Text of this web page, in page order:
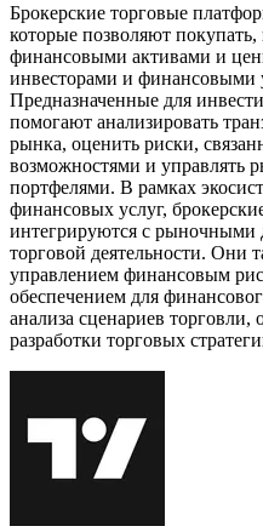
Брокерские торговые
которые позволяют покупать,
финансовыми активами и
инвесторами и финансовыми
Предназначенные для
помогают анализировать
рынка, оценить риски,
возможностями и управлять
портфелями. В рамках
финансовых услуг,
интегрируются с
торговой деятельности. Они
управлением финансовым
обеспечением для
анализа сценариев торговли,
разработки торговых